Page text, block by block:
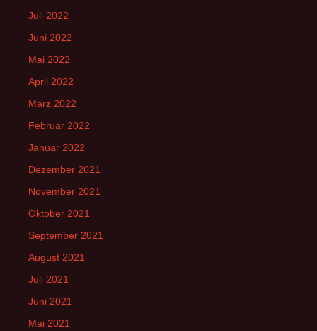
Juli 2022
Juni 2022
Mai 2022
April 2022
März 2022
Februar 2022
Januar 2022
Dezember 2021
November 2021
Oktober 2021
September 2021
August 2021
Juli 2021
Juni 2021
Mai 2021